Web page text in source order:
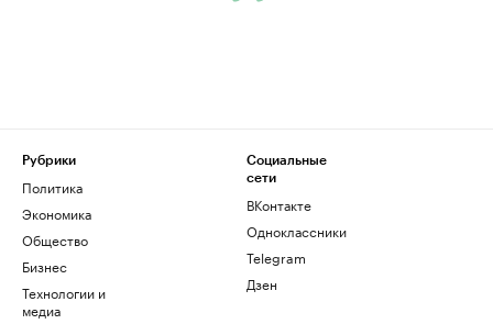
Рубрики
Политика
Экономика
Общество
Бизнес
Технологии и
медиа
Социальные
сети
ВКонтакте
Одноклассники
Telegram
Дзен